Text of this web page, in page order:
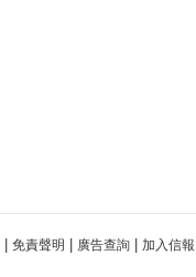
免責聲明 廣告查詢 加入信報